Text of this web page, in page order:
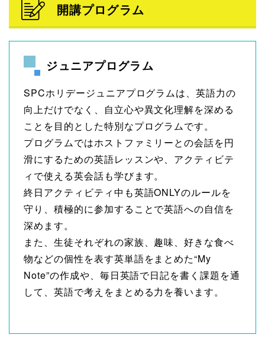
開講プログラム
ジュニアプログラム
SPCホリデージュニアプログラムは、英語力の
向上だけでなく、自立心や異文化理解を深める
ことを目的とした特別なプログラムです。
プログラムではホストファミリーとの会話を円
滑にするための英語レッスンや、アクティビテ
ィで使える英会話も学びます。
終日アクティビティ中も英語ONLYのルールを
守り、積極的に参加することで英語への自信を
深めます。
また、生徒それぞれの家族、趣味、好きな食べ
物などの個性を表す英単語をまとめた“My
Note”の作成や、毎日英語で日記を書く課題を通
して、英語で考えをまとめる力を養います。